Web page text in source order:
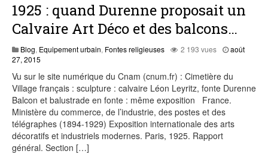
1925 : quand Durenne proposait un
Calvaire Art Déco et des balcons…
Blog, Equipement urbain, Fontes religieuses 2 193 vues
août
27, 2015
2015
Vu sur le site numérique du Cnam (cnum.fr) : Cimetière du
Village français : sculpture : calvaire Léon Leyritz, fonte Durenne
Balcon et balustrade en fonte : même exposition France.
Ministère du commerce, de l’industrie, des postes et des
télégraphes (1894-1929) Exposition internationale des arts
décoratifs et industriels modernes. Paris, 1925. Rapport
général. Section […]